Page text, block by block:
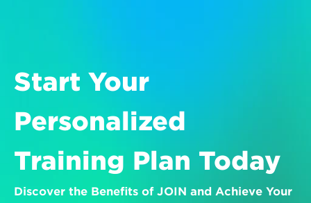
Start Your
Personalized
Training Plan Today
Discover the Benefits of JOIN and Achieve Your